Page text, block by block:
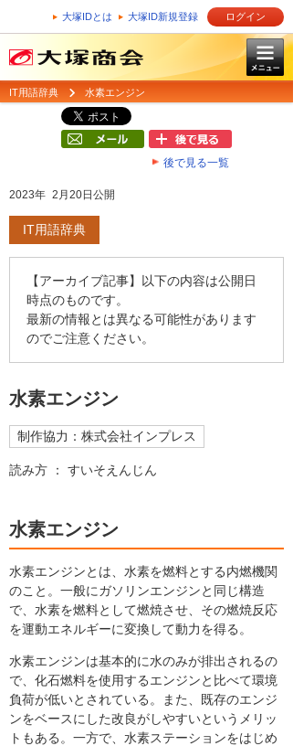
大塚IDとは 大塚ID新規登録 ログイン
IT用語辞典 水素エンジン
後で見る一覧
2023年 2月20日公開
IT用語辞典
【アーカイブ記事】以下の内容は公開日
時点のものです。
最新の情報とは異なる可能性があります
のでご注意ください。
水素エンジン
制作協力：株式会社インプレス
読み方 ： すいそえんじん
水素エンジン
水素エンジンとは、水素を燃料とする内燃機関
のこと。一般にガソリンエンジンと同じ構造
で、水素を燃料として燃焼させ、その燃焼反応
を運動エネルギーに変換して動力を得る。
水素エンジンは基本的に水のみが排出されるの
で、化石燃料を使用するエンジンと比べて環境
負荷が低いとされている。また、既存のエンジ
ンをベースにした改良がしやすいというメリッ
トもある。一方で、水素ステーションをはじめ